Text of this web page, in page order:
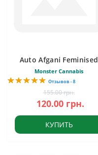
Auto Afgani Feminised
Monster Cannabis
Отзывов - 8
155.00 грн.
120.00 грн.
КУПИТЬ